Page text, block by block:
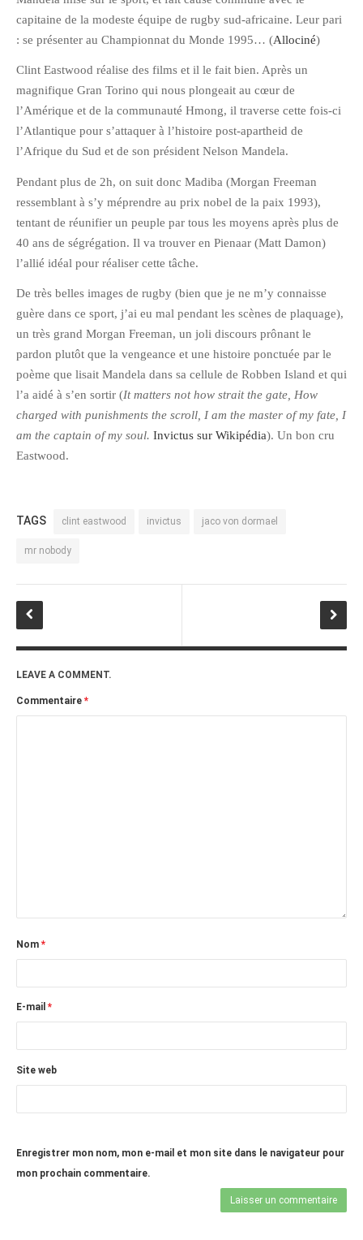
juin 2009
mai 2009
avril 2009
mars 2009
janvier 2009
novembre 2008
octobre 2008
capitaine de la modeste équipe de rugby sud-africaine. Leur pari
: se présenter au Championnat du Monde 1995… (Allociné)
Clint Eastwood réalise des films et il le fait bien. Après un
magnifique Gran Torino qui nous plongeait au cœur de
l’Amérique et de la communauté Hmong, il traverse cette fois-ci
l’Atlantique pour s’attaquer à l’histoire post-apartheid de
l’Afrique du Sud et de son président Nelson Mandela.
Pendant plus de 2h, on suit donc Madiba (Morgan Freeman
ressemblant à s’y méprendre au prix nobel de la paix 1993),
tentant de réunifier un peuple par tous les moyens après plus de
40 ans de ségrégation. Il va trouver en Pienaar (Matt Damon)
l’allié idéal pour réaliser cette tâche.
De très belles images de rugby (bien que je ne m’y connaisse
guère dans ce sport, j’ai eu mal pendant les scènes de plaquage),
un très grand Morgan Freeman, un joli discours prônant le
pardon plutôt que la vengeance et une histoire ponctuée par le
poème que lisait Mandela dans sa cellule de Robben Island et qui
l’a aidé à s’en sortir (It matters not how strait the gate, How
charged with punishments the scroll, I am the master of my fate, I
am the captain of my soul. Invictus sur Wikipédia). Un bon cru
Eastwood.
TAGS clint eastwood invictus jaco von dormael
mr nobody
LEAVE A COMMENT.
Commentaire *
Nom *
E-mail *
Site web
Enregistrer mon nom, mon e-mail et mon site dans le navigateur pour
mon prochain commentaire.